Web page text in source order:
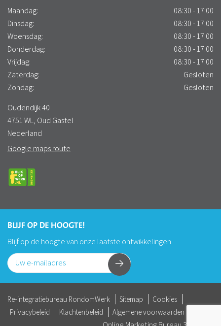
Maandag:
08:30 - 17:00
Dinsdag:
08:30 - 17:00
Woensdag:
08:30 - 17:00
Donderdag:
08:30 - 17:00
Vrijdag:
08:30 - 17:00
Zaterdag:
Gesloten
Zondag:
Gesloten
Oudendijk 40
4751 WL, Oud Gastel
Nederland
Google maps route
BLIJF OP DE HOOGTE!
Blijf op de hoogte van onze laatste ontwikkelingen
Re-integratiebureau RondomWerk Sitemap
Cookies
Privacybeleid
Klachtenbeleid Algemene voorwaarden